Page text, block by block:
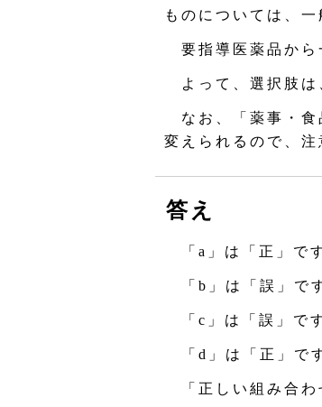
ものについては、
要指導医薬品から
よって、選択肢は
なお、「薬事・食
変えられるので、注
答え
「a」は「正」で
「b」は「誤」で
「c」は「誤」で
「d」は「正」で
「正しい組み合わ